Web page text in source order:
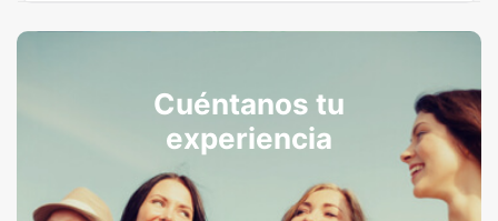
Cuéntanos tu
experiencia